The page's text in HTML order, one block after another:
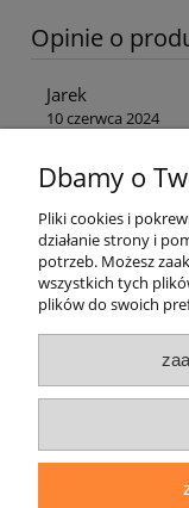
Opinie o
Jarek
10 czerwca 2024
Inni klienci
Dbamy o
Pliki cookies i
działanie strony i
potrzeb. Możesz
wszystkich tych
plików do swoich